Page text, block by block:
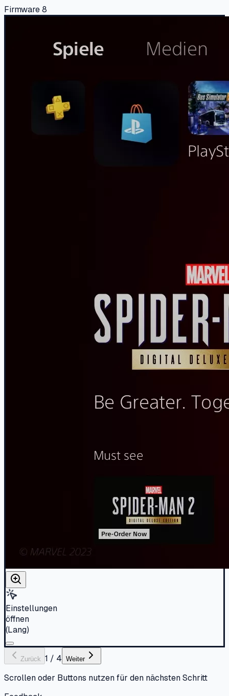
Firmware 8
Einstellungen
öffnen
(Lang)
Zurück 1 / 4 Weiter
Scrollen oder Buttons nutzen für den nächsten Schritt